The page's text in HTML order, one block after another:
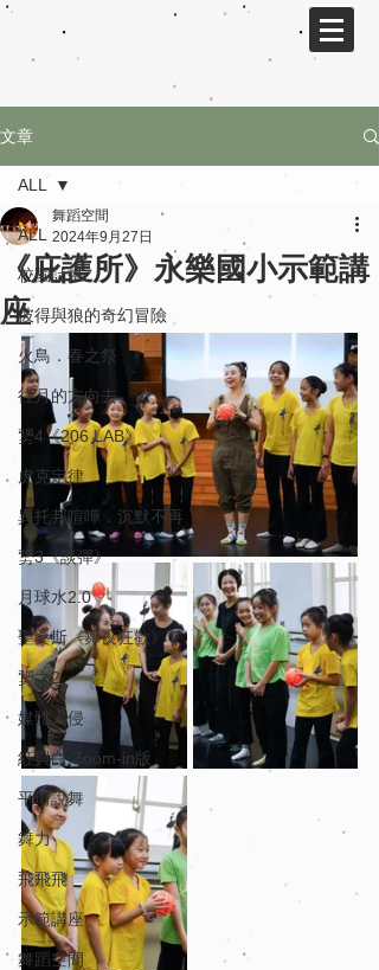
文章
ALL
校園計畫
彼得與狼的奇幻冒險
火鳥．春之祭
往月的方向去
勥4《206 LAB》
虎克定律
異托邦喧嘩．沉默不再
勥3《談彈》
月球水2.0
聖桑斯《舞夜狂歡》
勥之2
媒體入侵
紅與白 Zoom-in版
平珩說舞
舞力
飛飛飛
示範講座
舞蹈空間
ALL
《庇護所》永樂國小示範講
座
舞蹈空間
2024年9月27日